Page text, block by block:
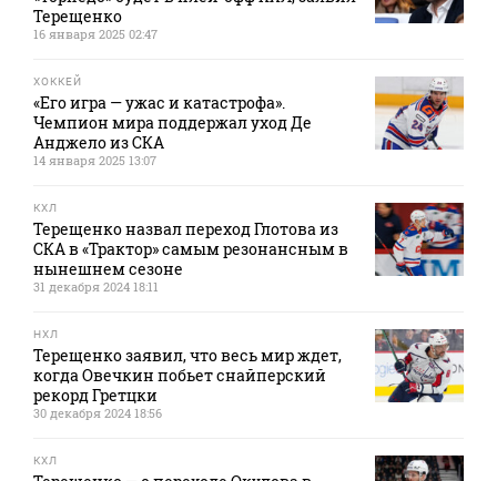
Терещенко
16 января 2025 02:47
ХОККЕЙ
«Его игра — ужас и катастрофа».
Чемпион мира поддержал уход Де
Анджело из СКА
14 января 2025 13:07
КХЛ
Терещенко назвал переход Глотова из
СКА в «Трактор» самым резонансным в
нынешнем сезоне
31 декабря 2024 18:11
НХЛ
Терещенко заявил, что весь мир ждет,
когда Овечкин побьет снайперский
рекорд Гретцки
30 декабря 2024 18:56
КХЛ